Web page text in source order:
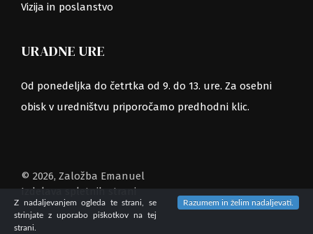
Vizija in poslanstvo
URADNE URE
Od ponedeljka do četrtka od 9. do 13. ure. Za osebni
obisk v uredništvu priporočamo predhodni klic.
© 2026, Založba Emanuel
Izdelava spletnih strani
Z nadaljevanjem ogleda te strani, se
strinjate z uporabo piškotkov na tej
strani.
Razumem in želim nadaljevati.